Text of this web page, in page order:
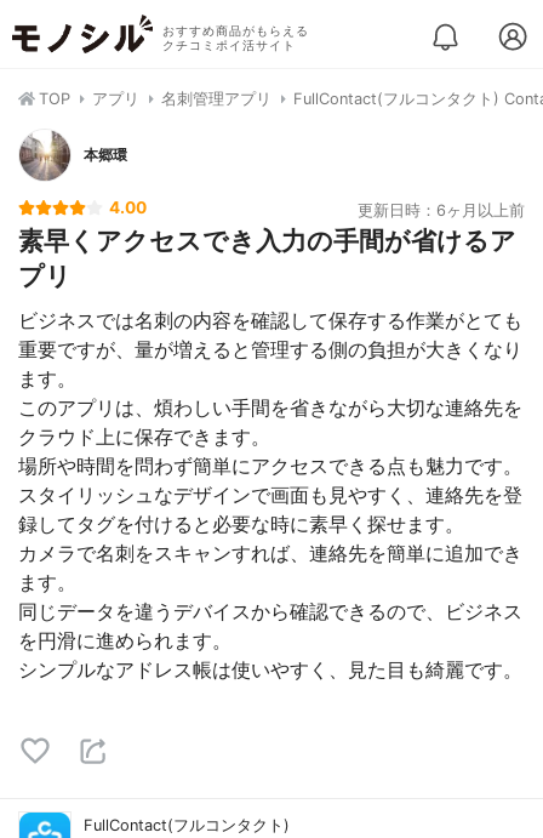
おすすめ商品がもらえる
クチコミポイ活サイト
TOP アプリ 名刺管理アプリ FullContact(フルコンタクト)
本郷環
4.00 更新日時：6ヶ月以上前
素早くアクセスでき入力の手間が省けるア
プリ
ビジネスでは名刺の内容を確認して保存する作業がとても
重要ですが、量が増えると管理する側の負担が大きくなり
ます。
このアプリは、煩わしい手間を省きながら大切な連絡先を
クラウド上に保存できます。
場所や時間を問わず簡単にアクセスできる点も魅力です。
スタイリッシュなデザインで画面も見やすく、連絡先を登
録してタグを付けると必要な時に素早く探せます。
カメラで名刺をスキャンすれば、連絡先を簡単に追加でき
ます。
同じデータを違うデバイスから確認できるので、ビジネス
を円滑に進められます。
シンプルなアドレス帳は使いやすく、見た目も綺麗です。
FullContact(フルコンタクト)